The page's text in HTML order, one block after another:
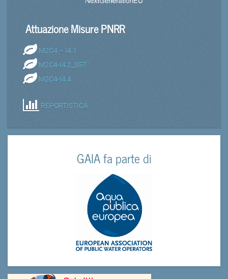
Attuazione Misure PNRR
M2C4 – I4.1
M2C4-I4.2_057
M2C4-I4.4
REPORTISTICA
GAIA fa parte di